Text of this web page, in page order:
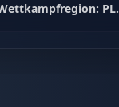
PL.